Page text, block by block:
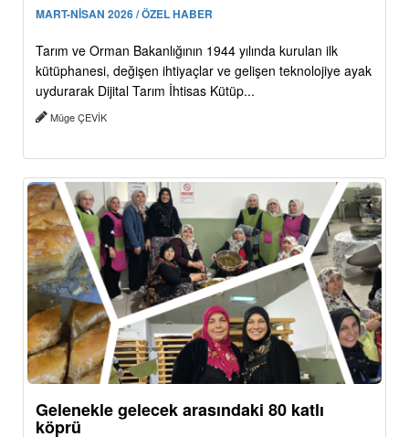
MART-NİSAN 2026 / ÖZEL HABER
Tarım ve Orman Bakanlığının 1944 yılında kurulan ilk
kütüphanesi, değişen ihtiyaçlar ve gelişen teknolojiye ayak
uydurarak Dijital Tarım İhtisas Kütüp...
Müge ÇEVİK
Gelenekle gelecek arasındaki 80 katlı
köprü